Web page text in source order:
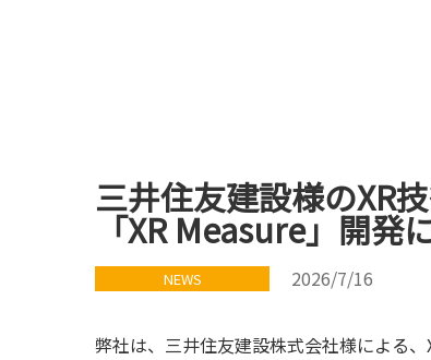
三井住友建設様のXR
「XR Measure」開発
NEWS 2026/7/16
弊社は、三井住友建設株式会社様による